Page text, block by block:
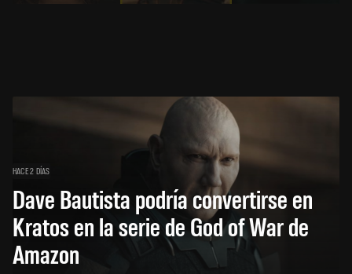
HACE 2 DÍAS
Dave Bautista podría convertirse en
Kratos en la serie de God of War de
Amazon